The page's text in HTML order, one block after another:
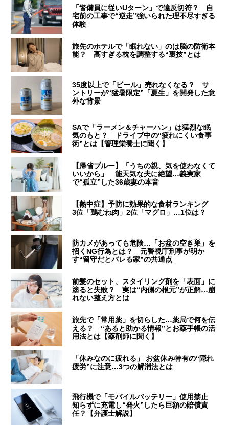
「警備員に従いUターン」で違反切符？ 自
宅前の工事で“逆走”強いられた理不尽すぎる
体験
旅先のホテルで「眠れない」のは脳の防衛本
能？ 高すぎる枕を調整する“裏技”とは
35度以上で「ビール」売れなくなる？ サ
ントリーが“猛暑限定”「夏生」を開発した意
外な背景
SAで「ラーメン＆チャーハン」は猛烈な眠
気のもと？ ドライブ中の“疲れにくい食事
術”とは【管理栄養士に聞く】
【帰省ブルー】「うちの親、気を使わなくて
いいから」 能天気な夫に絶望…義実家
で“孤立”した36歳妻の本音
【熱中症】予防に効果的な食材ランキング
3位「鶏むね肉」2位「マグロ」…1位は？
防カメがあっても危険…「お盆の空き巣」を
招くNG行為とは？ 元警視庁刑事が明か
す“留守だとバレる家”の共通点
前髪のセット、スタイリング剤を「表面」に
塗ると失敗？ 実は“内側の根元”が正解…崩
れない整え方とは
旅先で「常用薬」を切らした…薬局で何を伝
える？ “あると助かる情報”とお薬手帳の活
用法とは【薬剤師に聞く】
「休みなのに疲れる」 お盆休み特有の“隠れ
疲労”に注意…3つの解消法とは
飛行機で「モバイルバッテリー」使用禁止
知らずに充電し“発火”したら巨額の賠償責
任？【弁護士解説】